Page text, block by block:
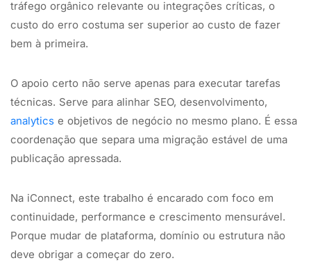
tráfego orgânico relevante ou integrações críticas, o
custo do erro costuma ser superior ao custo de fazer
bem à primeira.
O apoio certo não serve apenas para executar tarefas
técnicas. Serve para alinhar SEO, desenvolvimento,
analytics e objetivos de negócio no mesmo plano. É essa
coordenação que separa uma migração estável de uma
publicação apressada.
Na iConnect, este trabalho é encarado com foco em
continuidade, performance e crescimento mensurável.
Porque mudar de plataforma, domínio ou estrutura não
deve obrigar a começar do zero.